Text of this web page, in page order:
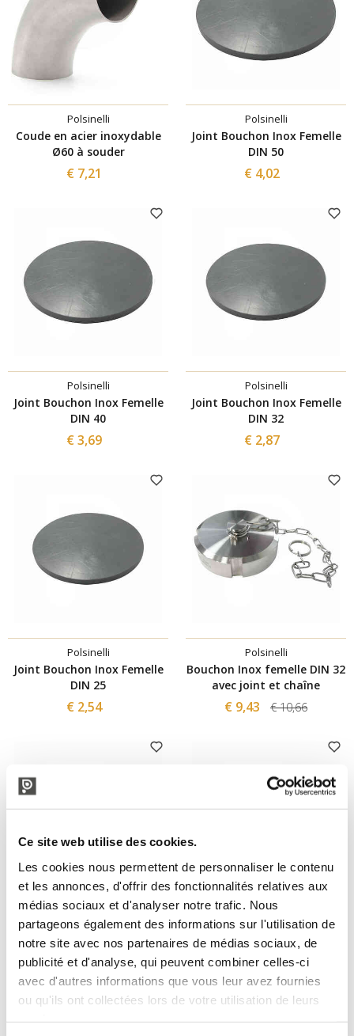
Ce site web utilise des cookies.
Les cookies nous permettent de personnaliser le contenu
et les annonces, d'offrir des fonctionnalités relatives aux
médias sociaux et d'analyser notre trafic. Nous
partageons également des informations sur l'utilisation de
notre site avec nos partenaires de médias sociaux, de
publicité et d'analyse, qui peuvent combiner celles-ci
avec d'autres informations que vous leur avez fournies
ou qu'ils ont collectées lors de votre utilisation de leurs
Polsinelli
Coude en acier inoxydable
Ø60 à souder
€ 7,21
Polsinelli
Joint Bouchon Inox Femelle
DIN 50
€ 4,02
Polsinelli
Joint Bouchon Inox Femelle
DIN 40
€ 3,69
Polsinelli
Joint Bouchon Inox Femelle
DIN 32
€ 2,87
Polsinelli
Joint Bouchon Inox Femelle
DIN 25
€ 2,54
Polsinelli
Bouchon Inox femelle DIN 32
avec joint et chaîne
€ 9,43 € 10,66
Polsinelli
Bouchon Inox femelle DIN 50
avec joint et chaîne
€ 11,48 € 13,11
Polsinelli
Bouchon Inox femelle DIN 40
avec joint et chaîne
€ 10,25 € 12,30